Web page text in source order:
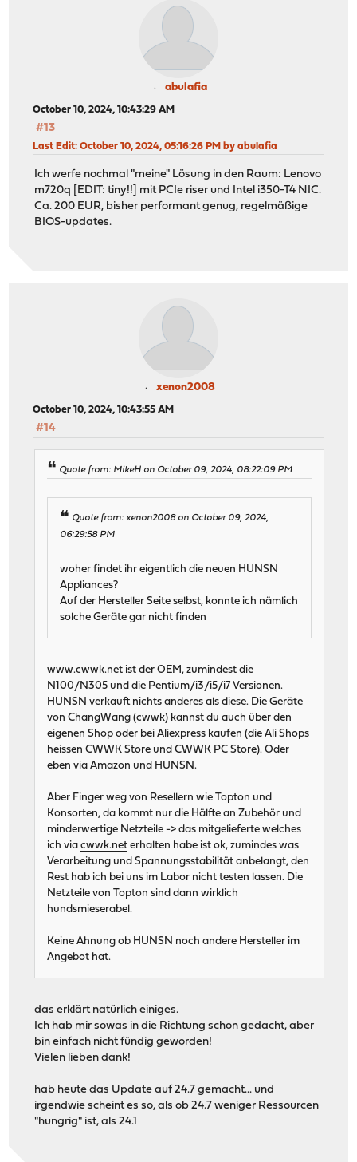
abulafia
October 10, 2024, 10:43:29 AM
#13
Last Edit: October 10, 2024, 05:16:26 PM by abulafia
Ich werfe nochmal "meine" Lösung in den Raum: Lenovo
m720q [EDIT: tiny!!] mit PCIe riser und Intel i350-T4 NIC.
Ca. 200 EUR, bisher performant genug, regelmäßige
BIOS-updates.
xenon2008
October 10, 2024, 10:43:55 AM
#14
Quote from: MikeH on October 09, 2024, 08:22:09 PM
Quote from: xenon2008 on October 09, 2024,
06:29:58 PM
woher findet ihr eigentlich die neuen HUNSN
Appliances?
Auf der Hersteller Seite selbst, konnte ich nämlich
solche Geräte gar nicht finden
www.cwwk.net ist der OEM, zumindest die
N100/N305 und die Pentium/i3/i5/i7 Versionen.
HUNSN verkauft nichts anderes als diese. Die Geräte
von ChangWang (cwwk) kannst du auch über den
eigenen Shop oder bei Aliexpress kaufen (die Ali Shops
heissen CWWK Store und CWWK PC Store). Oder
eben via Amazon und HUNSN.
Aber Finger weg von Resellern wie Topton und
Konsorten, da kommt nur die Hälfte an Zubehör und
minderwertige Netzteile -> das mitgelieferte welches
ich viacwwk.net erhalten habe ist ok, zumindes was
Verarbeitung und Spannungsstabilität anbelangt, den
Rest hab ich bei uns im Labor nicht testen lassen. Die
Netzteile von Topton sind dann wirklich
hundsmieserabel.
Keine Ahnung ob HUNSN noch andere Hersteller im
Angebot hat.
das erklärt natürlich einiges.
Ich hab mir sowas in die Richtung schon gedacht, aber
bin einfach nicht fündig geworden!
Vielen lieben dank!
hab heute das Update auf 24.7 gemacht... und
irgendwie scheint es so, als ob 24.7 weniger Ressourcen
"hungrig" ist, als 24.1